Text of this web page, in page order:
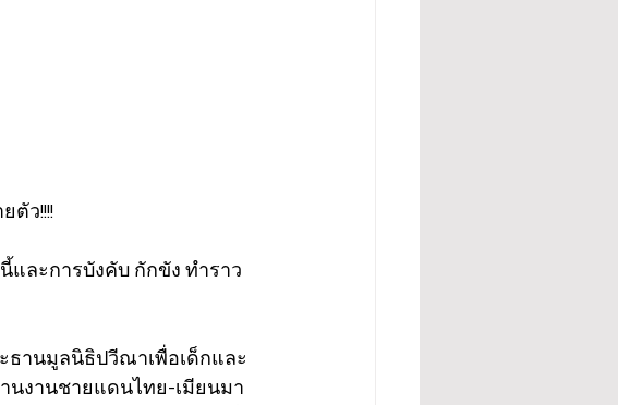
ตัว!!!!
และการบังคับ กักขัง ทำราว
ธานมูลนิธิปวีณาเพื่อเด็กและ
นงานชายแดนไทย-เมียนมา